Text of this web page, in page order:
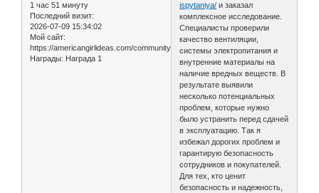
1 час 51 минуту
Последний визит:
2026-07-09 15:34:02
Мой сайт:
https://americangirlideas.com/community/q/
Награды: Награда 1
ispytaniya/ и заказал
комплексное исследование.
Специалисты проверили
качество вентиляции,
системы электропитания и
внутренние материалы на
наличие вредных веществ. В
результате выявили
несколько потенциальных
проблем, которые нужно
было устранить перед сдачей
в эксплуатацию. Так я
избежал дорогих проблем и
гарантирую безопасность
сотрудников и покупателей.
Для тех, кто ценит
безопасность и надежность,